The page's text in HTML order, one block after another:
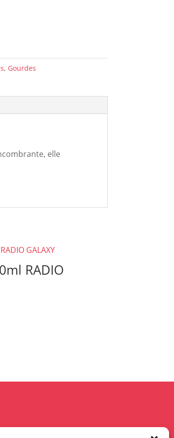
, Gourdes
elle
RADIO